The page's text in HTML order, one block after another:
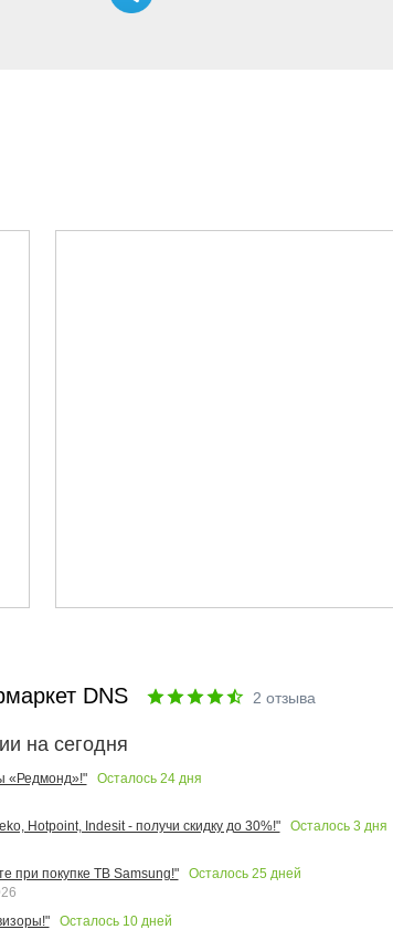
DNS 2 отзыва
на сегодня
«Редмонд»!" Осталось 24дня
Hotpoint, Indesit - получи скидку до 30%!" Осталось 3 дня
при покупке ТВ Samsung!" Осталось 25 дней
Осталось 10дней